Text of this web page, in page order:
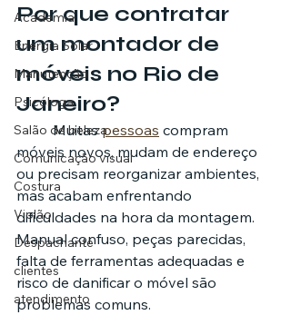
Academia
Energia Solar
Manutenção
Psicóloga
Salão de beleza
Comunicação visual
Costura
Violão
Despachante
clientes
atendimento
Por que contratar
um montador de
móveis no Rio de
Janeiro?
	Muitas
pessoas compram
móveis novos, mudam de endereço
ou precisam reorganizar ambientes,
mas acabam enfrentando
dificuldades na hora da montagem.
Manual confuso, peças parecidas,
falta de ferramentas adequadas e
risco de danificar o móvel são
problemas comuns.